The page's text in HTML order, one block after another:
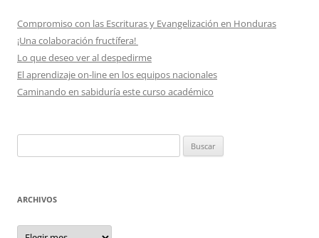
Compromiso con las Escrituras y Evangelización en Honduras
¡Una colaboración fructífera!
Lo que deseo ver al despedirme
El aprendizaje on-line en los equipos nacionales
Caminando en sabiduría este curso académico
ARCHIVOS
Archivos